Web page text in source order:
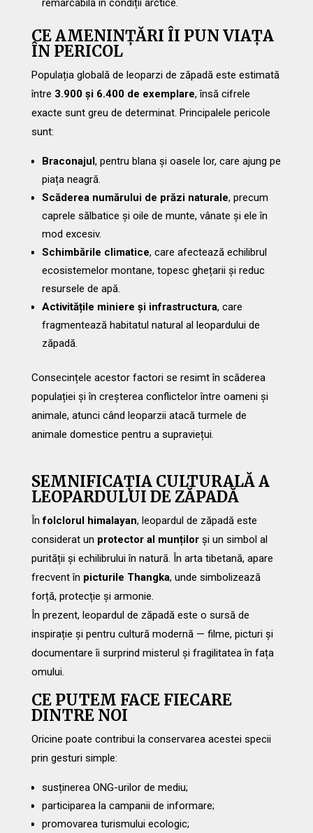
remarcabilă în condiții arctice.
CE AMENINȚĂRI ÎI PUN VIAȚA
ÎN PERICOL
Populația globală de leoparzi de zăpadă este estimată
între 3.900 și 6.400 de exemplare, însă cifrele
exacte sunt greu de determinat. Principalele pericole
sunt:
Braconajul, pentru blana și oasele lor, care ajung pe
piața neagră.
Scăderea numărului de prăzi naturale, precum
caprele sălbatice și oile de munte, vânate și ele în
mod excesiv.
Schimbările climatice, care afectează echilibrul
ecosistemelor montane, topesc ghețarii și reduc
resursele de apă.
Activitățile miniere și infrastructura, care
fragmentează habitatul natural al leopardului de
zăpadă.
Consecințele acestor factori se resimt în scăderea
populației și în creșterea conflictelor între oameni și
animale, atunci când leoparzii atacă turmele de
animale domestice pentru a supraviețui.
SEMNIFICAȚIA CULTURALĂ A
LEOPARDULUI DE ZĂPADĂ
Înfolclorul himalayan, leopardul de zăpadă este
considerat un protector al munțilorși un simbol al
purității și echilibrului în natură. În arta tibetană, apare
frecvent în picturile Thangka, unde simbolizează
forță, protecție și armonie.
În prezent, leopardul de zăpadă este o sursă de
inspirație și pentru cultură modernă — filme, picturi și
documentare îi surprind misterul și fragilitatea în fața
omului.
CE PUTEM FACE FIECARE
DINTRE NOI
Oricine poate contribui la conservarea acestei specii
prin gesturi simple:
susținerea ONG-urilor de mediu;
participarea la campanii de informare;
promovarea turismului ecologic;